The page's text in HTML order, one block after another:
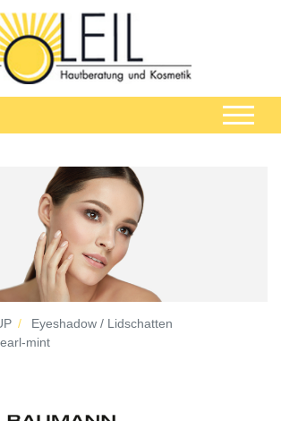
Eyeshadow / Lidschatten
mint